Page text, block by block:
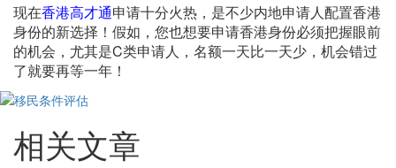
现在香港高才通申请十分火热，是不少内地申请人配置香港
身份的新选择！假如，您也想要申请香港身份必须把握眼前
的机会，尤其是C类申请人，名额一天比一天少，机会错过
了就要再等一年！
相关文章